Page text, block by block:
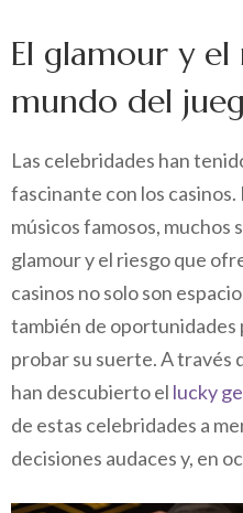
El glamour y el
mundo del
Las celebridades han
fascinante con los
músicos famosos, muchos
glamour y el riesgo que
casinos no solo son
también de oportunidades
probar su suerte. A través
han descubierto el lucky
de estas celebridades a
decisiones audaces y, en